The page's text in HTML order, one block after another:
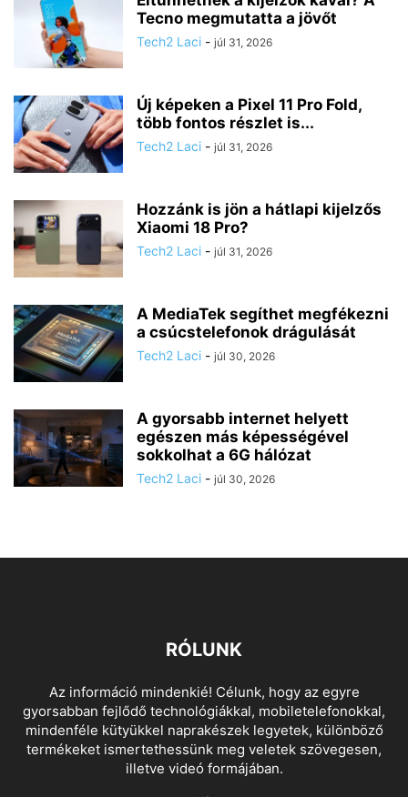
Tecno megmutatta a jövőt
Tech2 Laci - júl 31, 2026
Új képeken a Pixel 11 Pro Fold,
több fontos részlet is...
Tech2 Laci - júl 31, 2026
Hozzánk is jön a hátlapi kijelzős
Xiaomi 18 Pro?
Tech2 Laci - júl 31, 2026
A MediaTek segíthet megfékezni
a csúcstelefonok drágulását
Tech2 Laci - júl 30, 2026
A gyorsabb internet helyett
egészen más képességével
sokkolhat a 6G hálózat
Tech2 Laci - júl 30, 2026
RÓLUNK
Az információ mindenkié! Célunk, hogy az egyre
gyorsabban fejlődő technológiákkal, mobiletelefonokkal,
mindenféle kütyükkel naprakészek legyetek, különböző
termékeket ismertethessünk meg veletek szövegesen,
illetve videó formájában.